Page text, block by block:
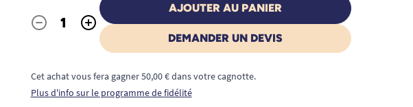
Quantité
- +
AJOUTER AU PANIER
DEMANDER UN DEVIS
Cet achat vous fera gagner 50,00 € dans votre cagnotte.
Plus d'info sur le programme de fidélité